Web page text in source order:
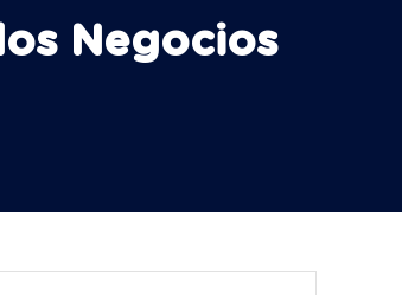
Negocios